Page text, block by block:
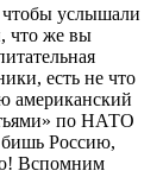
чтобы услышали
что же вы
есть не что
американский
по НАТО
бишь Россию,
Вспомним